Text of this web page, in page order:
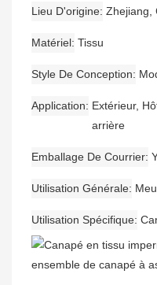
Lieu D'origine Zhejiang,
Matériel Tissu
Style De Conception
Application
Extérieur,
arrière
Emballage De Courrier
Utilisation Générale
Utilisation Spécifique